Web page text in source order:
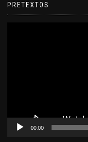
PRETEXTOS
00:00